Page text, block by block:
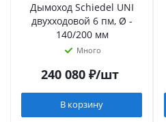
Дымоход Schiedel UNI
двухходовой 6 пм, Ø -
140/200 мм
Много
240 080₽/шт
В корзину